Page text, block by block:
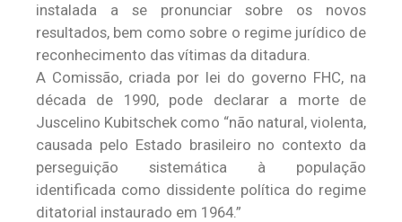
instalada a se pronunciar sobre os novos
resultados, bem como sobre o regime jurídico de
reconhecimento das vítimas da ditadura.
A Comissão, criada por lei do governo FHC, na
década de 1990, pode declarar a morte de
Juscelino Kubitschek como “não natural, violenta,
causada pelo Estado brasileiro no contexto da
perseguição sistemática à população
identificada como dissidente política do regime
ditatorial instaurado em 1964.”